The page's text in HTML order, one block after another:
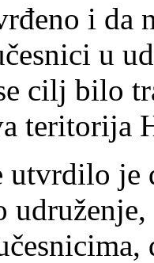
i da
u
cilj bilo
teritorija
utvrdilo